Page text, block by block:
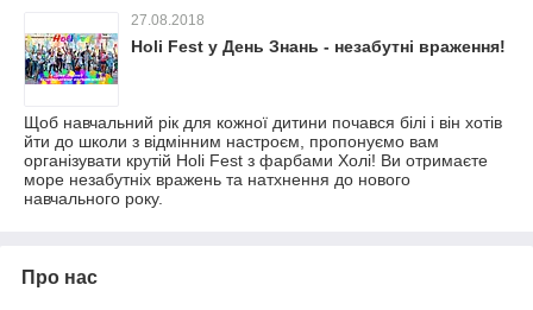
27.08.2018
Holi Fest у День Знань - незабутні враження!
Щоб навчальний рік для кожної дитини почався білі і він хотів
йти до школи з відмінним настроєм, пропонуємо вам
організувати крутій Holi Fest з фарбами Холі! Ви отримаєте
море незабутніх вражень та натхнення до нового
навчального року.
Про нас